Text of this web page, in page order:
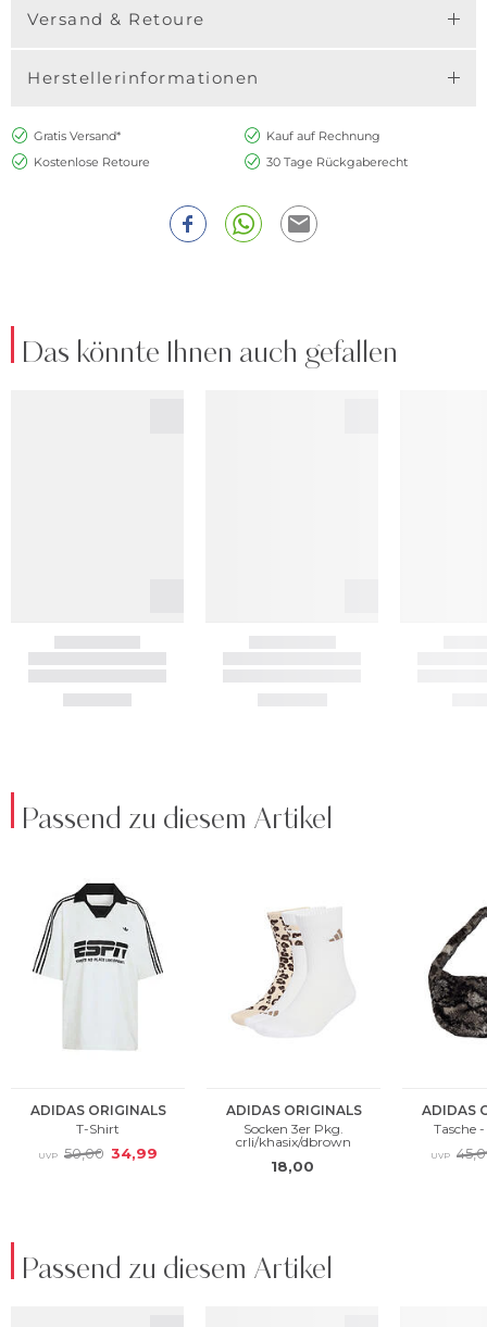
Versand & Retoure
Herstellerinformationen
Gratis Versand*
Kauf auf Rechnung
Kostenlose Retoure
30 Tage Rückgaberecht
Das könnte Ihnen auch gefallen
Passend zu diesem Artikel
Passend zu diesem Artikel